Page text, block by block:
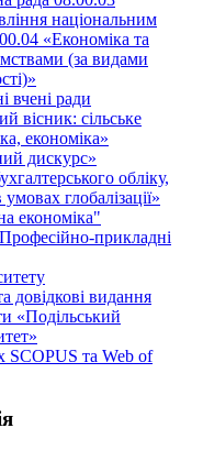
національним
«Економіка та
(за видами
вчені ради
вісник: сільське
економіка»
дискурс»
обліку,
глобалізації»
економіка"
прикладні
довідкові видання
«Подільський
SCOPUS та Web of